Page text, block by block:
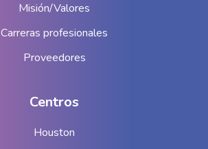
Misión/Valores
Carreras profesionales
Proveedores
Centros
Houston